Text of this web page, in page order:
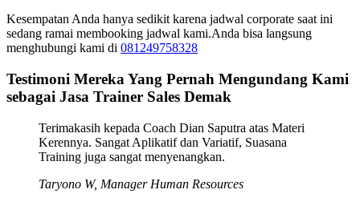
Kesempatan Anda hanya sedikit karena jadwal corporate saat ini
sedang ramai membooking jadwal kami.Anda bisa langsung
menghubungi kami di 081249758328
Testimoni Mereka Yang Pernah Mengundang Kami
sebagai Jasa Trainer Sales Demak
Terimakasih kepada Coach Dian Saputra atas Materi
Kerennya. Sangat Aplikatif dan Variatif, Suasana
Training juga sangat menyenangkan.
Taryono W, Manager Human Resources